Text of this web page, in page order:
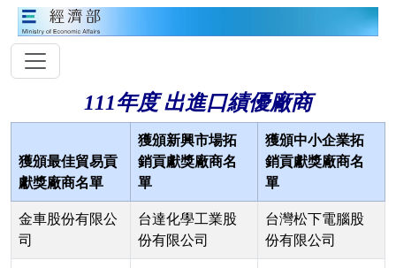
111年度 出進口績優廠商
獲頒最佳貿易貢
獻獎廠商名單
獲頒新興市場拓
銷貢獻獎廠商名
單
獲頒中小企業拓
銷貢獻獎廠商名
單
金車股份有限公
司
台達化學工業股
份有限公司
台灣松下電腦股
份有限公司